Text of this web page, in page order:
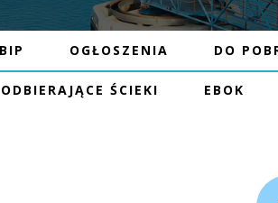
BIP OGŁOSZENIA DO
ŚCIEKI EBOK